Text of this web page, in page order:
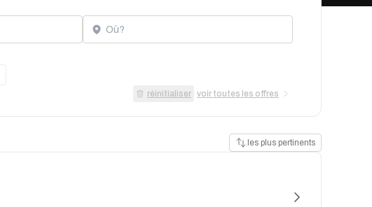
Localisation
réinitialiser voir toutes les offres
les plus pertinents